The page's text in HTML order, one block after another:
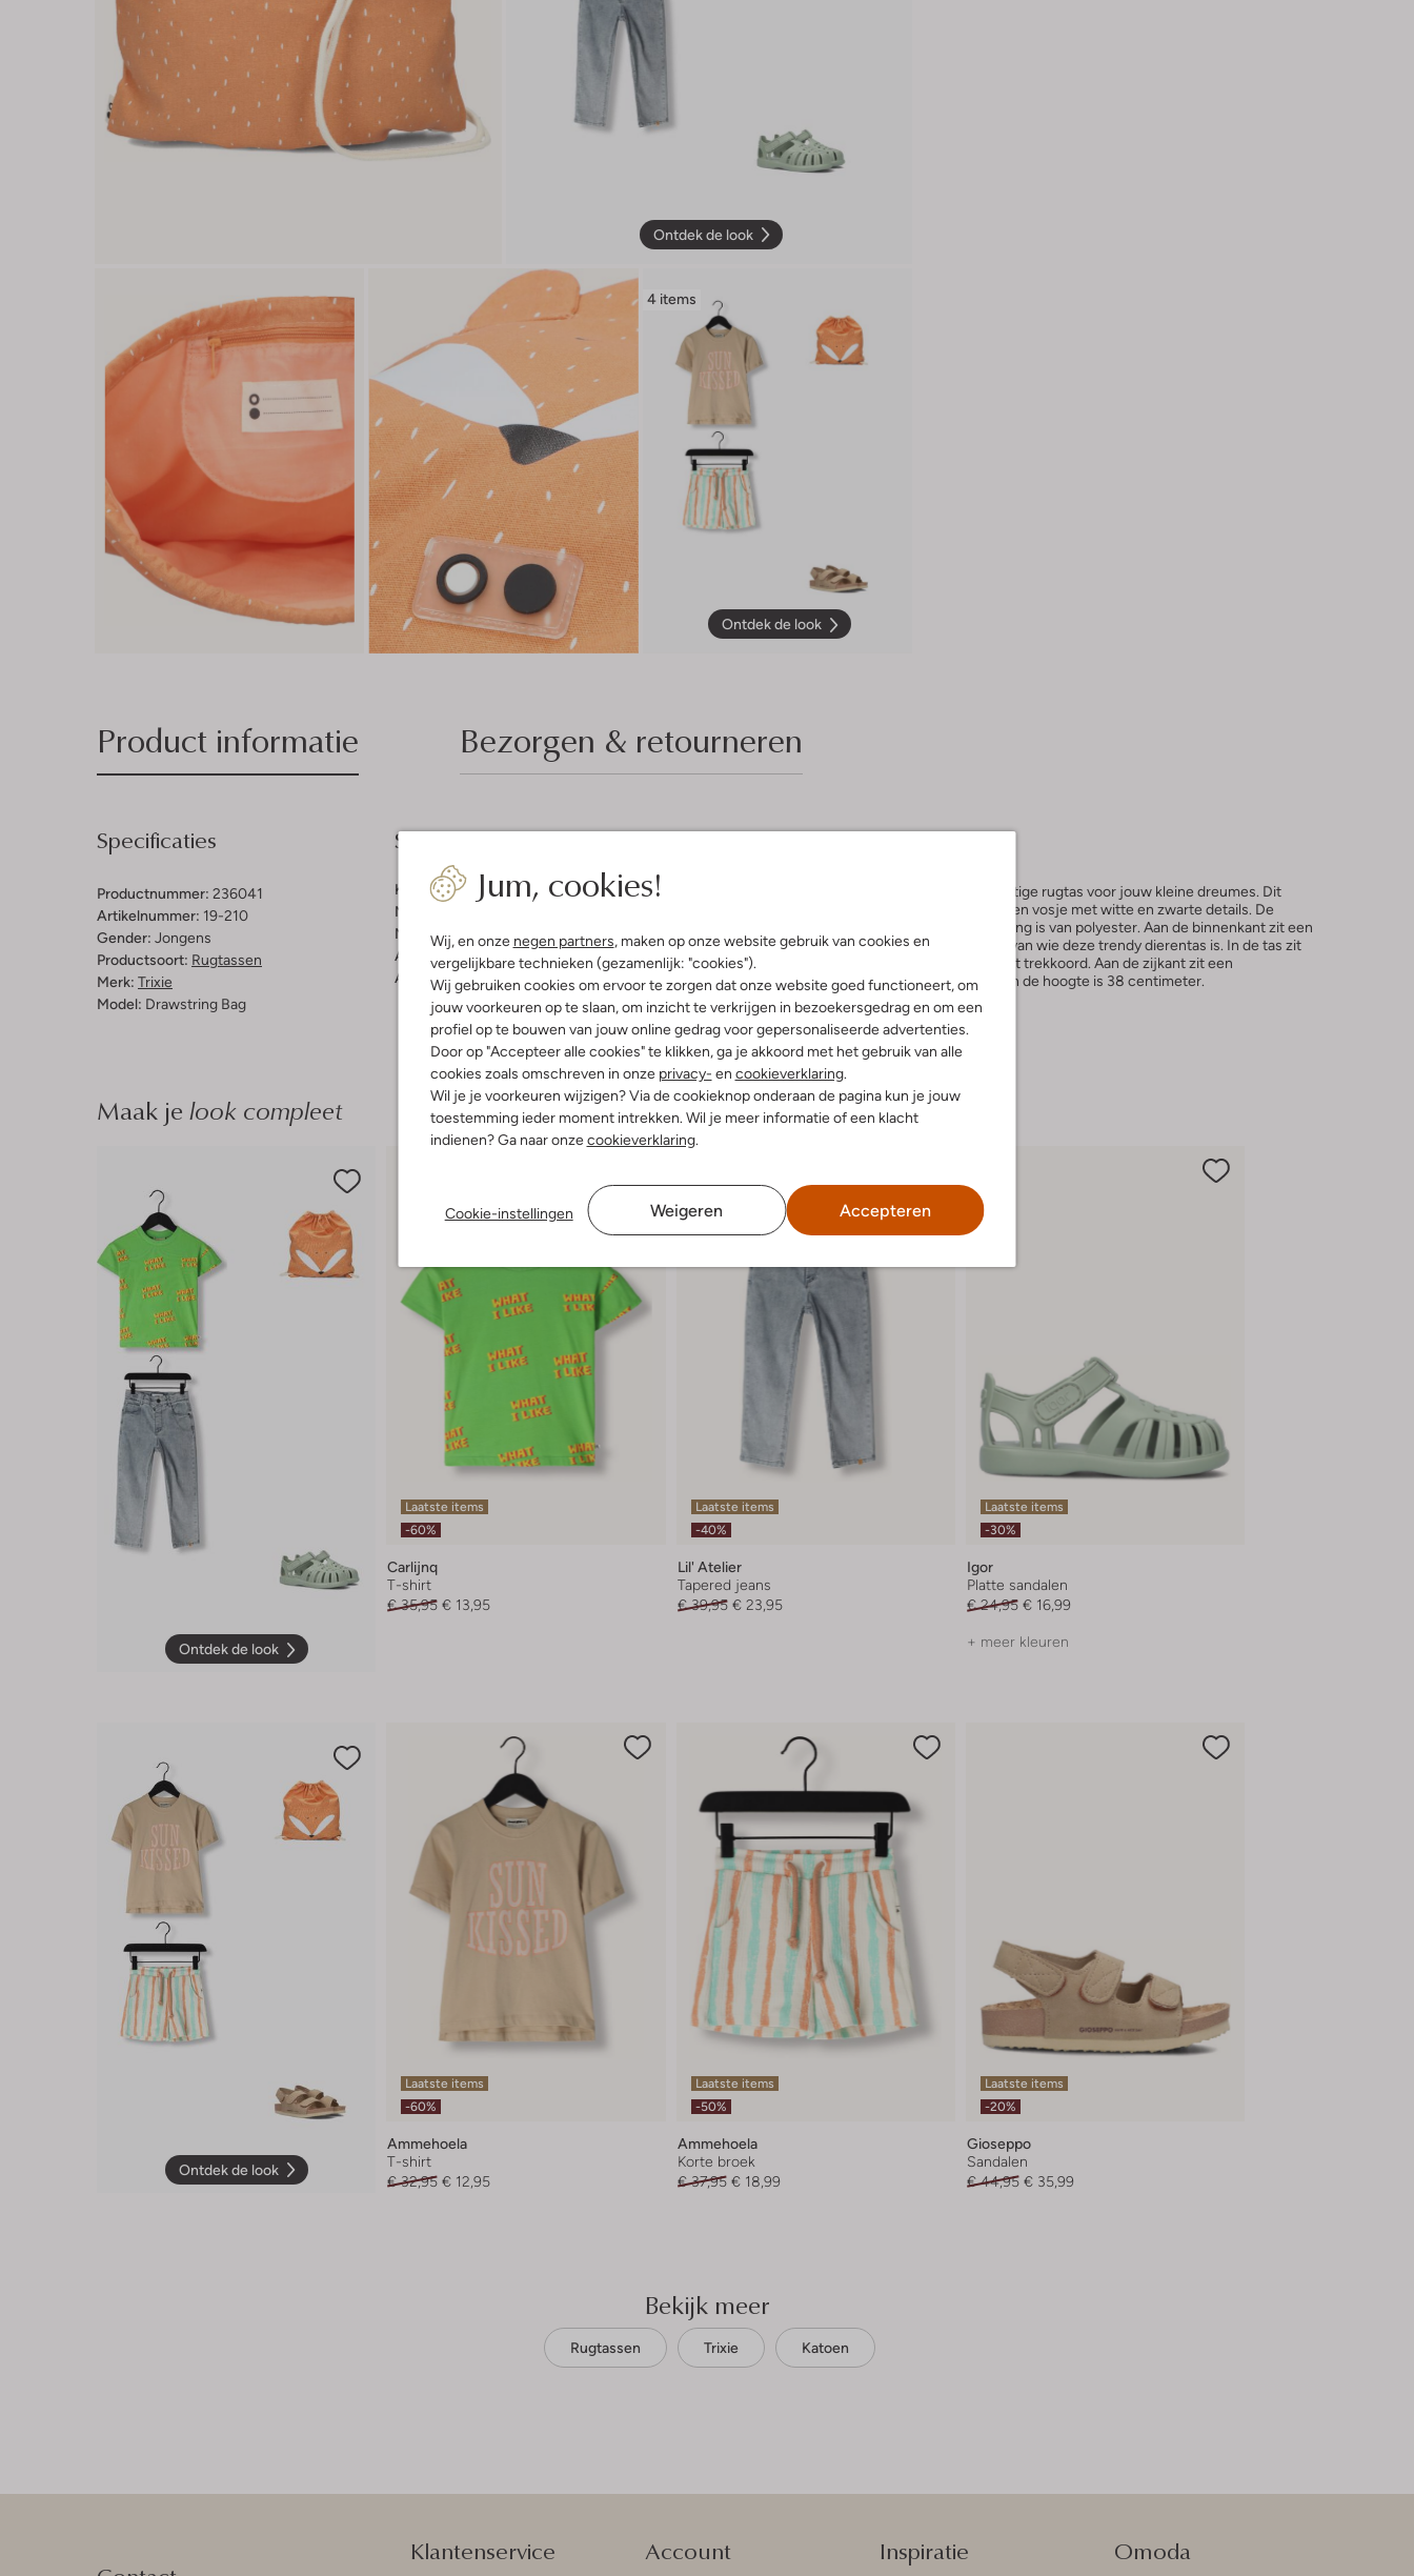
Jum, cookies!
Wij, en onze negen partners, maken op onze website gebruik van cookies en
vergelijkbare technieken (gezamenlijk: "cookies").
Wij gebruiken cookies om ervoor te zorgen dat onze website goed functioneert, om
jouw voorkeuren op te slaan, om inzicht te verkrijgen in bezoekersgedrag en om een
profiel op te bouwen van jouw online gedrag voor gepersonaliseerde advertenties.
Door op "Accepteer alle cookies" te klikken, ga je akkoord met het gebruik van alle
cookies zoals omschreven in onze privacy- en cookieverklaring.
Wil je je voorkeuren wijzigen? Via de cookieknop onderaan de pagina kun je jouw
toestemming ieder moment intrekken. Wil je meer informatie of een klacht
indienen? Ga naar onzecookieverklaring.
Cookie-instellingen Weigeren Accepteren
Ontdek de look
4 items
Ontdek de look
Product informatie Bezorgen & retourneren
Specificaties
Productnummer: 236041
Artikelnummer: 19-210
Gender: Jongens
Productsoort: Rugtassen
Merk: Trixie
Model: Drawstring Bag
Samenstelling & Pasvorm
Kleur:Cognac
Materiaal buitenkant:
Materiaal binnenkant:
Polyester
Afmetingen:33 X Nvt X 38 Cm
Afneembaar hengsel:
Nee
Omschrijving
Deze rugzak van het merk Trixie is een schattige rugtas voor jouw kleine dreumes. Dit
cognackleurige item heeft op de voorzijde een vosje met witte en zwarte details. De
buitenstof is gemaakt van katoen en de voering is van polyester. Aan de binnenkant zit een
heel handig naamlabel zodat iedereen weet van wie deze trendy dierentas is. In de tas zit
één ritsvak en de tas sluit door middel van het trekkoord. Aan de zijkant zit een
merkembleem. De lengte is 33 centimeter en de hoogte is 38 centimeter.
Maak je look compleet
Ontdek de look
Laatste items
-60%
Carlijnq
T-shirt
€ 35,95 € 13,95
Laatste items
-40%
Lil' Atelier
Tapered jeans
€ 39,95 € 23,95
Laatste items
-30%
Igor
Platte sandalen
€ 24,95 € 16,99
+ meer kleuren
Ontdek de look
Laatste items
-60%
Ammehoela
T-shirt
€ 32,95 € 12,95
Laatste items
-50%
Ammehoela
Korte broek
€ 37,95 € 18,99
Laatste items
-20%
Gioseppo
Sandalen
€ 44,95 € 35,99
Bekijk meer
Rugtassen Trixie Katoen
Klantenservice Account Inspiratie Omoda